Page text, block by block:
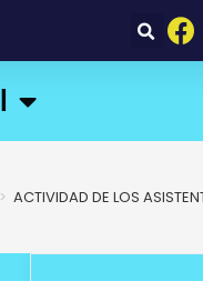
> ACTIVIDAD DE LOS